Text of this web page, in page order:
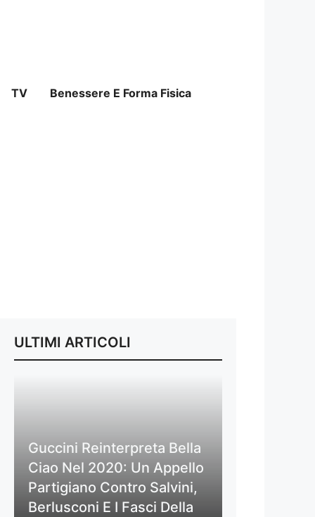
TV Benessere E Forma Fisica
ULTIMI ARTICOLI
Guccini Reinterpreta Bella
Ciao Nel 2020: Un Appello
Partigiano Contro Salvini,
Berlusconi E I Fasci Della